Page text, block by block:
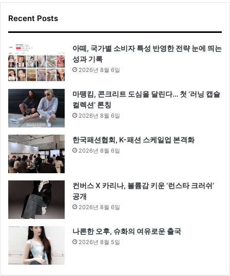
Recent Posts
아떼, 국가별 소비자 특성 반영한 전략 눈에 띄는
성과 기록
2026년 8월 6일
마뗑킴, 콘크리트 도심을 달린다… 첫 ‘러닝 캡슐
컬렉션’ 론칭
2026년 8월 6일
한국패션협회, K-패션 스케일업 본격화
2026년 8월 6일
컨버스 X 카리나, 볼륨감 키운 ‘런스타 크러쉬’
공개
2026년 8월 6일
나른한 오후, 슈화의 여유로운 출국
2026년 8월 5일